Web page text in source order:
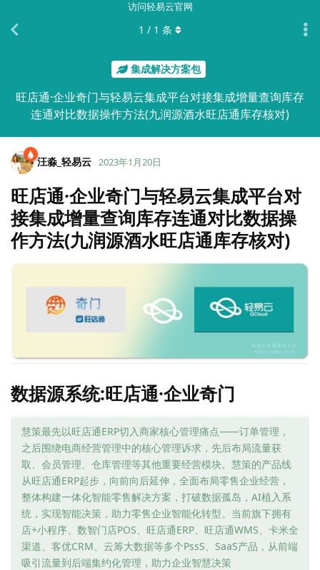
访问轻易云官网
集成解决方案包
旺店通·企业奇门与轻易云集成平台对接集成增量查询库存
连通对比数据操作方法(九润源酒水旺店通库存核对)
1 / 1 条
汪淼_轻易云 2023年1月20日
旺店通·企业奇门与轻易云集成平台对
接集成增量查询库存连通对比数据操
作方法(九润源酒水旺店通库存核对)
数据源系统:旺店通·企业奇门
慧策最先以旺店通ERP切入商家核心管理痛点——订单管理，
之后围绕电商经营管理中的核心管理诉求，先后布局流量获
取、会员管理、仓库管理等其他重要经营模块。慧策的产品线
从旺店通ERP起步，向前向后延伸，全面布局零售企业经营，
整体构建一体化智能零售解决方案，打破数据孤岛，AI植入系
统，实现智能决策，助力零售企业智能化转型。当前旗下拥有
店+小程序、数智门店POS、旺店通ERP、旺店通WMS、卡米全
渠道、客优CRM、云筹大数据等多个PssS、SaaS产品，从前端
吸引流量到后端集约化管理，助力企业智慧决策